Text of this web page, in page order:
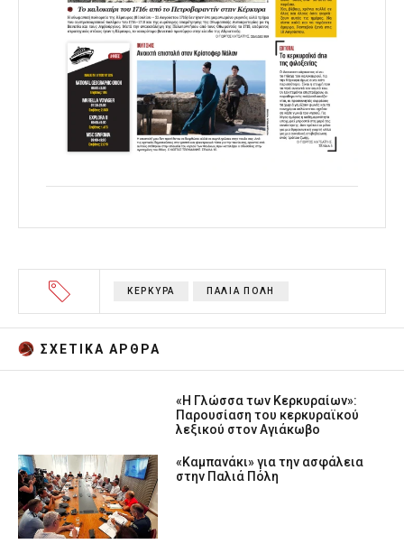
ΚΕΡΚΥΡΑ ΠΑΛΙΑ ΠΟΛΗ
ΣΧΕΤΙΚA AΡΘΡΑ
«Η Γλώσσα των Κερκυραίων»:
Παρουσίαση του κερκυραϊκού
λεξικού στον Αγιάκωβο
«Καμπανάκι» για την ασφάλεια
στην Παλιά Πόλη